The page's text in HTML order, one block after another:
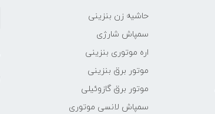
حاشیه زن بنزینی
سمپاش شارژی
اره موتوری بنزینی
موتور برق بنزینی
موتور برق گازوئیلی
سمپاش لانسی موتوری